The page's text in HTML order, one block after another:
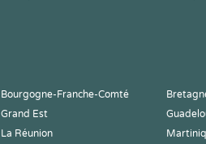
Bourgogne-Franche-Comté
Grand Est
La Réunion